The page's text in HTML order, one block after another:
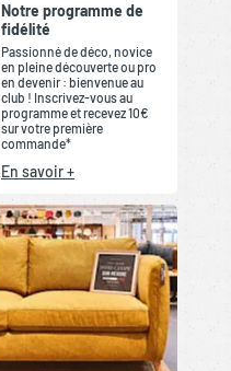
Notre programme de
fidélité
Passionné de déco, novice
en pleine découverte ou pro
en devenir : bienvenue au
club ! Inscrivez-vous au
programme et recevez 10€
sur votre première
commande*
En savoir +